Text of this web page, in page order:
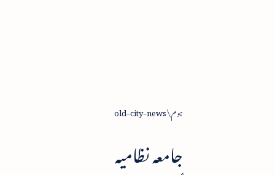
ہوم old-city-news
جامعہ نظامیہ